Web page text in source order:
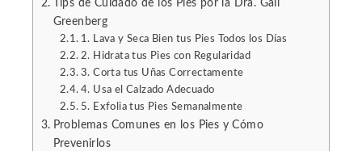
Tips de Cuidado de los Pies por la Dra. Gail
Greenberg
1. Lava y Seca Bien tus Pies Todos los Días
2. Hidrata tus Pies con Regularidad
3. Corta tus Uñas Correctamente
4. Usa el Calzado Adecuado
5. Exfolia tus Pies Semanalmente
Problemas Comunes en los Pies y Cómo
Prevenirlos